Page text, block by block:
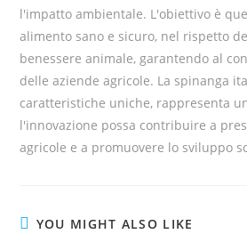
l'impatto ambientale. L'obiettivo è
alimento sano e sicuro, nel rispetto
benessere animale, garantendo al
delle aziende agricole. La spinanga
caratteristiche uniche, rappresenta
l'innovazione possa contribuire a
agricole e a promuovere lo sviluppo
YOU MIGHT ALSO LIKE